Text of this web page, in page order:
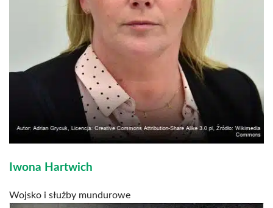
Iwona Hartwich
Wojsko i służby mundurowe